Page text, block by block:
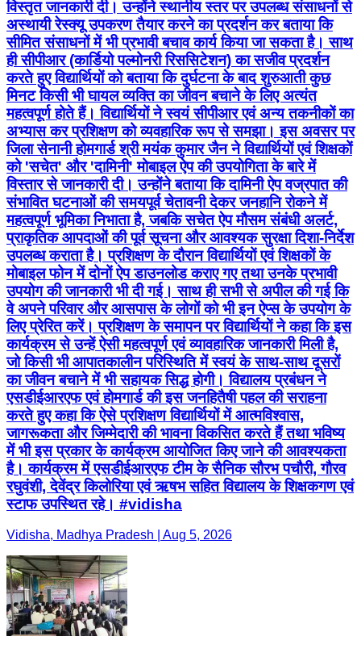
विस्तृत जानकारी दी। उन्होंने स्थानीय स्तर पर उपलब्ध संसाधनों से
अस्थायी रेस्क्यू उपकरण तैयार करने का प्रदर्शन कर बताया कि
सीमित संसाधनों में भी प्रभावी बचाव कार्य किया जा सकता है। साथ
ही सीपीआर (कार्डियो पल्मोनरी रिससिटेशन) का सजीव प्रदर्शन
करते हुए विद्यार्थियों को बताया कि दुर्घटना के बाद शुरुआती कुछ
मिनट किसी भी घायल व्यक्ति का जीवन बचाने के लिए अत्यंत
महत्वपूर्ण होते हैं। विद्यार्थियों ने स्वयं सीपीआर एवं अन्य तकनीकों का
अभ्यास कर प्रशिक्षण को व्यवहारिक रूप से समझा। इस अवसर पर
जिला सेनानी होमगार्ड श्री मयंक कुमार जैन ने विद्यार्थियों एवं शिक्षकों
को 'सचेत' और 'दामिनी' मोबाइल ऐप की उपयोगिता के बारे में
विस्तार से जानकारी दी। उन्होंने बताया कि दामिनी ऐप वज्रपात की
संभावित घटनाओं की समयपूर्व चेतावनी देकर जनहानि रोकने में
महत्वपूर्ण भूमिका निभाता है, जबकि सचेत ऐप मौसम संबंधी अलर्ट,
प्राकृतिक आपदाओं की पूर्व सूचना और आवश्यक सुरक्षा दिशा-निर्देश
उपलब्ध कराता है। प्रशिक्षण के दौरान विद्यार्थियों एवं शिक्षकों के
मोबाइल फोन में दोनों ऐप डाउनलोड कराए गए तथा उनके प्रभावी
उपयोग की जानकारी भी दी गई। साथ ही सभी से अपील की गई कि
वे अपने परिवार और आसपास के लोगों को भी इन ऐप्स के उपयोग के
लिए प्रेरित करें। प्रशिक्षण के समापन पर विद्यार्थियों ने कहा कि इस
कार्यक्रम से उन्हें ऐसी महत्वपूर्ण एवं व्यावहारिक जानकारी मिली है,
जो किसी भी आपातकालीन परिस्थिति में स्वयं के साथ-साथ दूसरों
का जीवन बचाने में भी सहायक सिद्ध होगी। विद्यालय प्रबंधन ने
एसडीईआरएफ एवं होमगार्ड की इस जनहितैषी पहल की सराहना
करते हुए कहा कि ऐसे प्रशिक्षण विद्यार्थियों में आत्मविश्वास,
जागरूकता और जिम्मेदारी की भावना विकसित करते हैं तथा भविष्य
में भी इस प्रकार के कार्यक्रम आयोजित किए जाने की आवश्यकता
है। कार्यक्रम में एसडीईआरएफ टीम के सैनिक सौरभ पचौरी, गौरव
रघुवंशी, देवेंद्र किलोरिया एवं ऋषभ सहित विद्यालय के शिक्षकगण एवं
स्टाफ उपस्थित रहे। #vidisha
Vidisha, Madhya Pradesh | Aug 5, 2026